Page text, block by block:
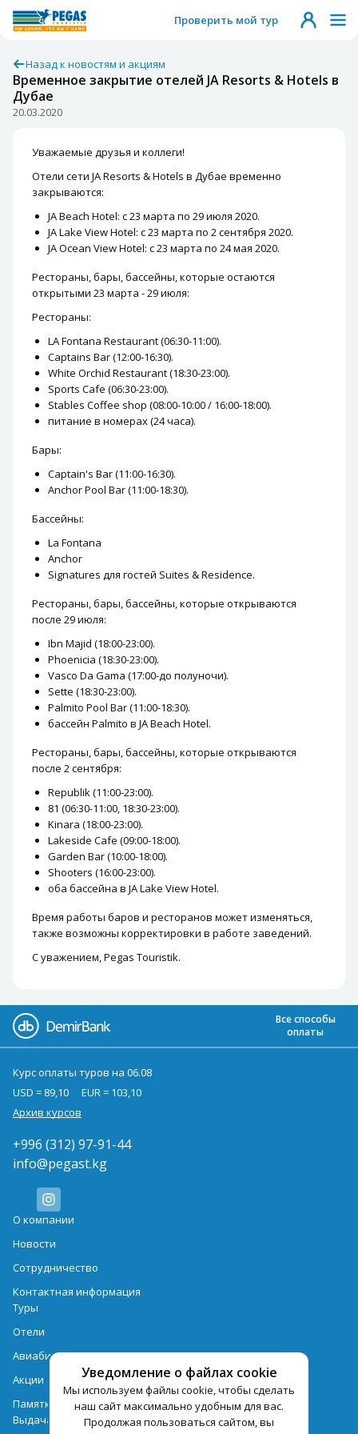
Проверить мой тур
Назад к новостям и акциям
Временное закрытие отелей JA Resorts & Hotels в
Дубае
20.03.2020
Уважаемые друзья и коллеги!
Отели сети JA Resorts & Hotels в Дубае временно
закрываются:
JA Beach Hotel: с 23 марта по 29 июля 2020.
JA Lake View Hotel: с 23 марта по 2 сентября 2020.
JA Ocean View Hotel: с 23 марта по 24 мая 2020.
Рестораны, бары, бассейны, которые остаются
открытыми 23 марта - 29 июля:
Рестораны:
LA Fontana Restaurant (06:30-11:00).
Captains Bar (12:00-16:30).
White Orchid Restaurant (18:30-23:00).
Sports Cafe (06:30-23:00).
Stables Coffee shop (08:00-10:00 / 16:00-18:00).
питание в номерах (24 часа).
Бары:
Captain's Bar (11:00-16:30).
Anchor Pool Bar (11:00-18:30).
Бассейны:
La Fontana
Anchor
Signatures для гостей Suites & Residence.
Рестораны, бары, бассейны, которые открываются
после 29 июля:
Ibn Majid (18:00-23:00).
Phoenicia (18:30-23:00).
Vasco Da Gama (17:00-до полуночи).
Sette (18:30-23:00).
Palmito Pool Bar (11:00-18:30).
бассейн Palmito в JA Beach Hotel.
Рестораны, бары, бассейны, которые открываются
после 2 сентября:
Republik (11:00-23:00).
81 (06:30-11:00, 18:30-23:00).
Kinara (18:00-23:00).
Lakeside Cafe (09:00-18:00).
Garden Bar (10:00-18:00).
Shooters (16:00-23:00).
оба бассейна в JA Lake View Hotel.
Время работы баров и ресторанов может изменяться,
также возможны корректировки в работе заведений.
С уважением, Pegas Touristik.
Уведомление о файлах cookie
Мы используем файлы cookie, чтобы сделать
наш сайт максимально удобным для вас.
Продолжая пользоваться сайтом, вы
Все способы
оплаты
Курс оплаты туров на 06.08
USD = 89,10
EUR = 103,10
Архив курсов
+996 (312) 97-91-44
info@pegast.kg
О компании
Новости
Сотрудничество
Контактная информация
Туры
Отели
Авиабилеты
Акции
Памятка для туристов
Выдача документов